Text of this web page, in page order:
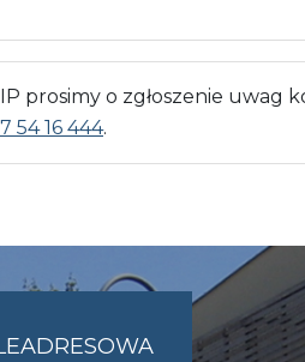
o zgłoszenie uwag
54 16 444.